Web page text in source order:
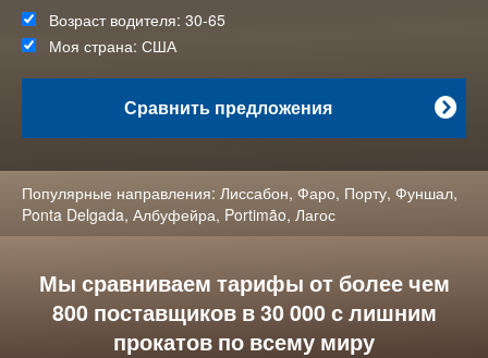
Возраст водителя: 30-65
Моя страна: США

Сравнить предложения
Популярные направления: Лиссабон, Фаро, Порту, Фуншал,
Ponta Delgada, Албуфейра, Portimão, Лагос
Мы сравниваем тарифы от более чем
800 поставщиков в 30 000 с лишним
прокатов по всему миру